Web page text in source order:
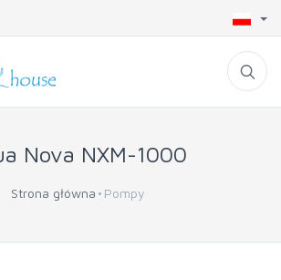
Nova NXM-1000
Strona główna Pompy